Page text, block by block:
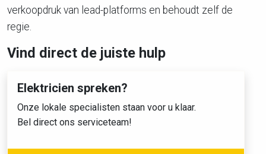
verkoopdruk van lead-platforms en behoudt zelf de
regie.
Vind direct de juiste hulp
Elektricien spreken?
Onze lokale specialisten staan voor u klaar.
Bel direct ons serviceteam!